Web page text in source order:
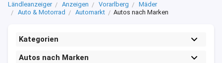
Ländleanzeiger Anzeigen Vorarlberg
Mäder
Auto & Motorrad
Automarkt Autos nach Marken
Kategorien
Autos nach Marken